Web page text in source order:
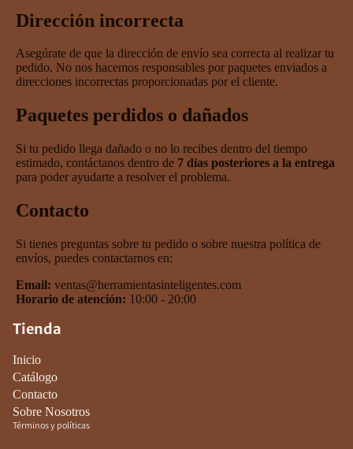
Dirección incorrecta
Asegúrate de que la dirección de envío sea correcta al realizar tu
pedido. No nos hacemos responsables por paquetes enviados a
direcciones incorrectas proporcionadas por el cliente.
Paquetes perdidos o dañados
Si tu pedido llega dañado o no lo recibes dentro del tiempo
estimado, contáctanos dentro de 7 días posteriores a la entrega
para poder ayudarte a resolver el problema.
Contacto
Si tienes preguntas sobre tu pedido o sobre nuestra política de
envíos, puedes contactarnos en:
Email: ventas@herramientasinteligentes.com
Horario de atención: 10:00 - 20:00
Tienda
Inicio
Catálogo
Contacto
Sobre Nosotros
Términos y políticas
reembolso
del servicio
envío
de contacto